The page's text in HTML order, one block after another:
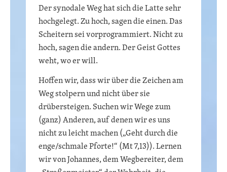
Der synodale Weg hat sich die Latte sehr
hochgelegt. Zu hoch, sagen die einen. Das
Scheitern sei vorprogrammiert. Nicht zu
hoch, sagen die andern. Der Geist Gottes
weht, wo er will.
Hoffen wir, dass wir über die Zeichen am
Weg stolpern und nicht über sie
drübersteigen. Suchen wir Wege zum
(ganz) Anderen, auf denen wir es uns
nicht zu leicht machen („Geht durch die
enge/schmale Pforte!“ (Mt 7,13)). Lernen
wir von Johannes, dem Wegbereiter, dem